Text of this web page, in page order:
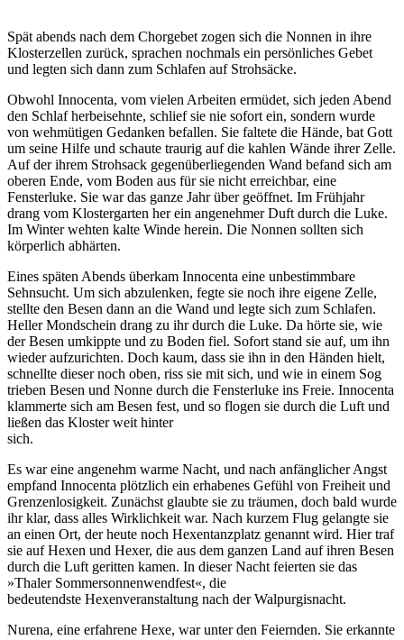
Spät abends nach dem Chorgebet zogen sich die Nonnen in ihre
Klosterzellen zurück, sprachen nochmals ein persönliches Gebet
und legten sich dann zum Schlafen auf Strohsäcke.
Obwohl Innocenta, vom vielen Arbeiten ermüdet, sich jeden Abend
den Schlaf herbeisehnte, schlief sie nie sofort ein, sondern wurde
von wehmütigen Gedanken befallen. Sie faltete die Hände, bat Gott
um seine Hilfe und schaute traurig auf die kahlen Wände ihrer Zelle.
Auf der ihrem Strohsack gegenüberliegenden Wand befand sich am
oberen Ende, vom Boden aus für sie nicht erreichbar, eine
Fensterluke. Sie war das ganze Jahr über geöffnet. Im Frühjahr
drang vom Klostergarten her ein angenehmer Duft durch die Luke.
Im Winter wehten kalte Winde herein. Die Nonnen sollten sich
körperlich abhärten.
Eines späten Abends überkam Innocenta eine unbestimmbare
Sehnsucht. Um sich abzulenken, fegte sie noch ihre eigene Zelle,
stellte den Besen dann an die Wand und legte sich zum Schlafen.
Heller Mondschein drang zu ihr durch die Luke. Da hörte sie, wie
der Besen umkippte und zu Boden fiel. Sofort stand sie auf, um ihn
wieder aufzurichten. Doch kaum, dass sie ihn in den Händen hielt,
schnellte dieser noch oben, riss sie mit sich, und wie in einem Sog
trieben Besen und Nonne durch die Fensterluke ins Freie. Innocenta
klammerte sich am Besen fest, und so flogen sie durch die Luft und
ließen das Kloster weit hinter
sich.
Es war eine angenehm warme Nacht, und nach anfänglicher Angst
empfand Innocenta plötzlich ein erhabenes Gefühl von Freiheit und
Grenzenlosigkeit. Zunächst glaubte sie zu träumen, doch bald wurde
ihr klar, dass alles Wirklichkeit war. Nach kurzem Flug gelangte sie
an einen Ort, der heute noch Hexentanzplatz genannt wird. Hier traf
sie auf Hexen und Hexer, die aus dem ganzen Land auf ihren Besen
durch die Luft geritten kamen. In dieser Nacht feierten sie das
»Thaler Sommersonnenwendfest«, die
bedeutendste Hexenveranstaltung nach der Walpurgisnacht.
Nurena, eine erfahrene Hexe, war unter den Feiernden. Sie erkannte